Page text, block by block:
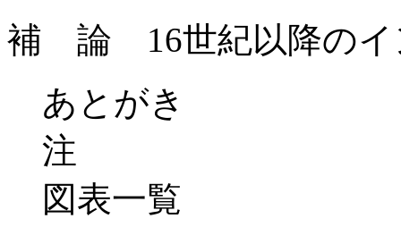
補 論 16世紀以降のイ
あとがき
注
図表一覧